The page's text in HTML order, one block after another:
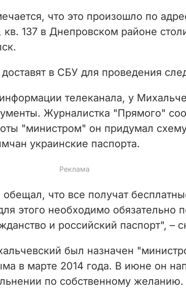
i
e
o
что это произошло по
кв. 137 в Днепровском районе
доставят в СБУ для проведения
телеканала, у
Журналистка "Прямого"
"министром" он придумал
украинские паспорта.
что все получат
этого необходимо обязательно
и российский паспорт", –
был назначен
в марте 2014 года. В июне он
по собственному желанию.